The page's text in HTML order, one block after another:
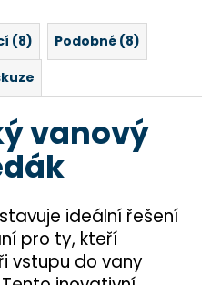
(8)
Podobné (8)
vanový
ideální řešení
pro ty, kteří
vstupu do vany